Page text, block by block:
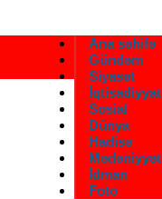
Ana səhifə
Gündəm
Siyasət
İqtisadiyyat
Sosial
Dünya
Hadisə
Mədəniyyət
İdman
Foto